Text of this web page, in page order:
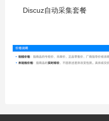
Discuz自动采集套餐